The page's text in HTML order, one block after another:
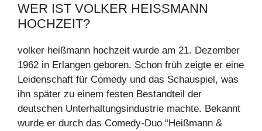
WER IST VOLKER HEISSMANN H
OCHZEIT?
volker heißmann hochzeit wurde am 21. Dezember
1962 in Erlangen geboren. Schon früh zeigte er eine
Leidenschaft für Comedy und das Schauspiel, was
ihn später zu einem festen Bestandteil der
deutschen Unterhaltungsindustrie machte. Bekannt
wurde er durch das Comedy-Duo “Heißmann &